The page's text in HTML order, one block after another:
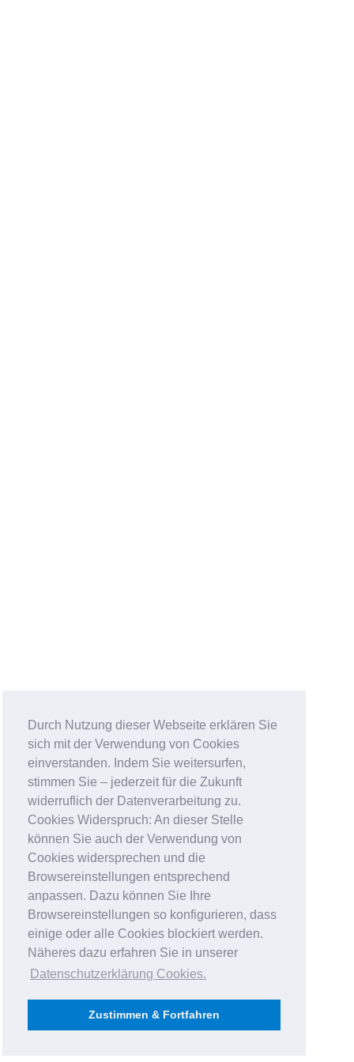
Durch Nutzung dieser Webseite erklären Sie
sich mit der Verwendung von Cookies
einverstanden. Indem Sie weitersurfen,
stimmen Sie – jederzeit für die Zukunft
widerruflich der Datenverarbeitung zu.
Cookies Widerspruch: An dieser Stelle
können Sie auch der Verwendung von
Cookies widersprechen und die
Browsereinstellungen entsprechend
anpassen. Dazu können Sie Ihre
Browsereinstellungen so konfigurieren, dass
einige oder alle Cookies blockiert werden.
Näheres dazu erfahren Sie in unserer
Datenschutzerklärung Cookies.
Zustimmen & Fortfahren